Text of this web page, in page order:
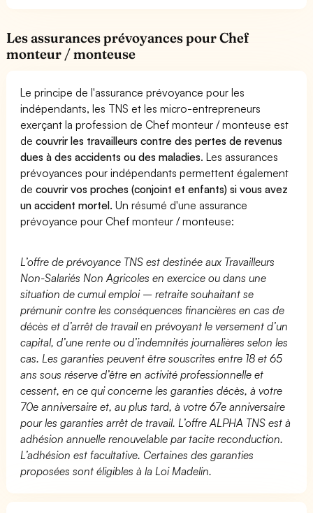
Les assurances prévoyances pour Chef
monteur / monteuse
Le principe de l'assurance prévoyance pour les
indépendants, les TNS et les micro-entrepreneurs
exerçant la profession de Chef monteur / monteuse est
decouvrir les travailleurs contre des pertes de revenus
dues à des accidents ou des maladies. Les assurances
prévoyances pour indépendants permettent également
decouvrir vos proches (conjoint et enfants) si vous avez
un accident mortel. Un résumé d'une assurance
prévoyance pour Chef monteur / monteuse:
L’offre de prévoyance TNS est destinée aux Travailleurs
Non-Salariés Non Agricoles en exercice ou dans une
situation de cumul emploi – retraite souhaitant se
prémunir contre les conséquences financières en cas de
décès et d’arrêt de travail en prévoyant le versement d’un
capital, d’une rente ou d’indemnités journalières selon les
cas. Les garanties peuvent être souscrites entre 18 et 65
ans sous réserve d’être en activité professionnelle et
cessent, en ce qui concerne les garanties décès, à votre
70e anniversaire et, au plus tard, à votre 67e anniversaire
pour les garanties arrêt de travail. L’offre ALPHA TNS est à
adhésion annuelle renouvelable par tacite reconduction.
L’adhésion est facultative. Certaines des garanties
proposées sont éligibles à la Loi Madelin.